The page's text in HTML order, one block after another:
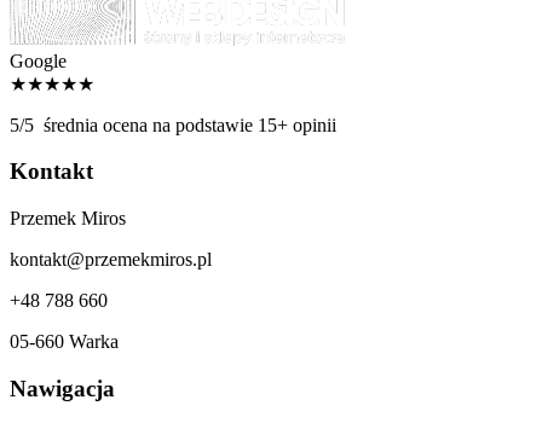
Google
★★★★★
5/5 średnia ocena na podstawie 15+ opinii
Kontakt
Przemek Miros
kontakt@przemekmiros.pl
+48 788 660
05-660 Warka
Nawigacja